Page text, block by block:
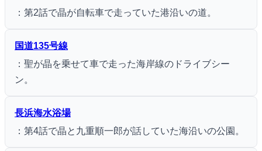
：第2話で晶が自転車で走っていた港沿いの道。
国道135号線
：聖が晶を乗せて車で走った海岸線のドライブシー
ン。
長浜海水浴場
：第4話で晶と九重順一郎が話していた海沿いの公園。